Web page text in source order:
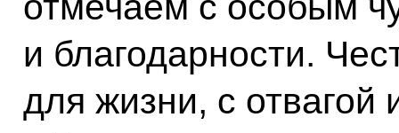
и благодарности.
для жизни, с